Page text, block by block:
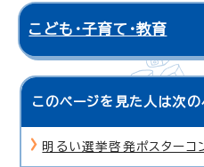
こども・子育て・教育
このページを見た人は次
明るい選挙啓発ポスターコ